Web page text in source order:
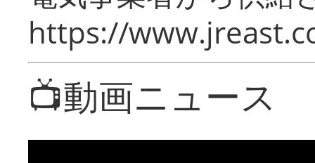
https://
📺動画ニュース